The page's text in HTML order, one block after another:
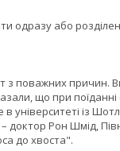
одразу або
поважних причин.
що при
університеті із
Рон Шмід,
до хвоста".